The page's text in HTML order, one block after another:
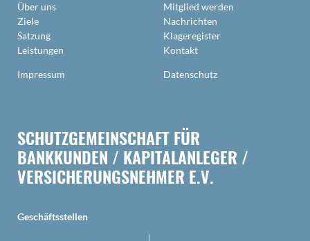
Über uns
Ziele
Satzung
Leistungen
Impressum
Mitglied werden
Nachrichten
Klageregister
Kontakt
Datenschutz
SCHUTZGEMEINSCHAFT FÜR
BANKKUNDEN / KAPITALANLEGER /
VERSICHERUNGSNEHMER E.V.
Geschäftsstellen